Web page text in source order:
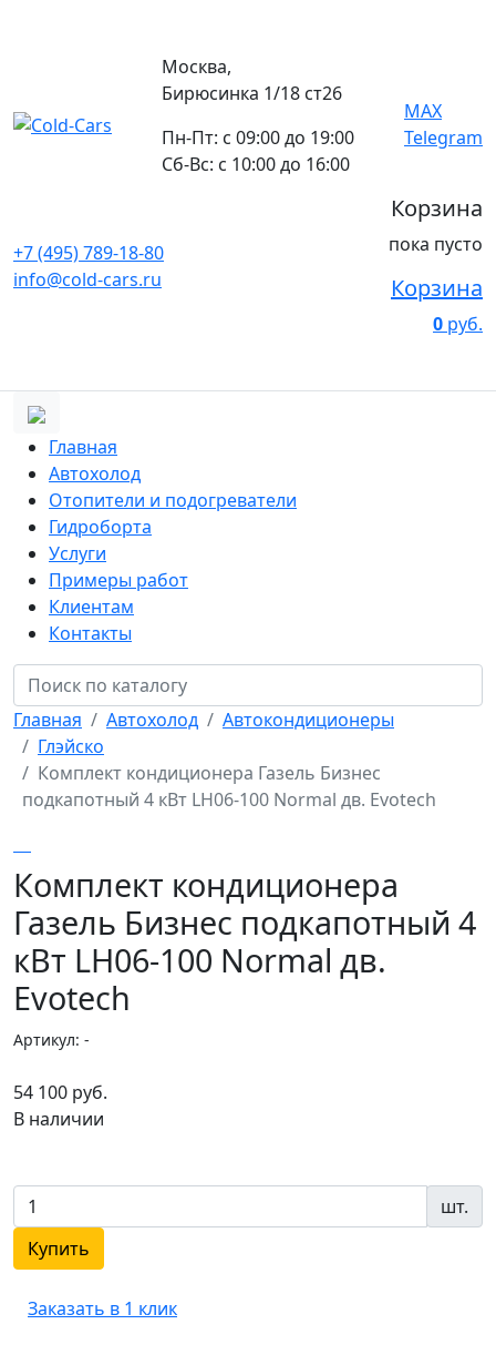
Москва,
Бирюсинка 1/18 ст26 ​
Пн-Пт: с 09:00 до 19:00
Сб-Вс: с 10:00 до 16:00
MAX
Telegram
+7 (495) 789-18-80
info@cold-cars.ru
Корзина
пока пусто
Корзина
0 руб.
Главная
Автохолод
Отопители и подогреватели
Гидроборта
Услуги
Примеры работ
Клиентам
Контакты
Главная Автохолод
Автокондиционеры
Глэйско
Комплект кондиционера Газель Бизнес
подкапотный 4 кВт LH06-100 Normal дв. Evotech
Комплект кондиционера
Газель Бизнес подкапотный 4
кВт LH06-100 Normal дв.
Evotech
Артикул: -
54 100 руб.
В наличии
шт.
Купить
Заказать в 1 клик